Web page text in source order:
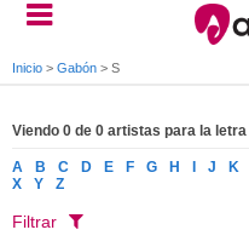
Inicio > Gabón > S
Viendo 0 de 0 artistas para la letra
A B C D E F G H J K
X
Y Z
Filtrar